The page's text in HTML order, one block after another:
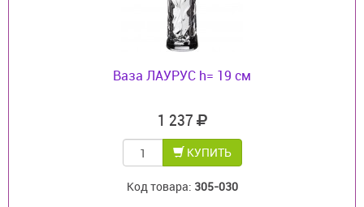
Ваза ЛАУРУС h= 19 см
1 237
КУПИТЬ
Код товара: 305-030